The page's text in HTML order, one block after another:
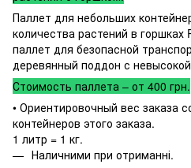
Паллет для небольших
количества растений в
паллет для безопасной
деревянный поддон с
Стоимость паллета – от 400 грн.
• Ориентировочный вес заказа
контейнеров этого заказа.
1 литр = 1 кг.
Наличними при отриманні.